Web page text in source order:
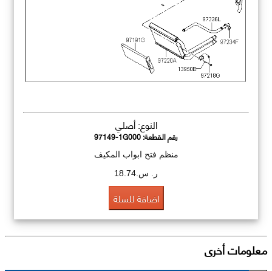
النوع: أصلي
رقم القطعة:97149-1G000
منظم فتح ابواب المكيف
ر. س.18.74
اضافة للسلة
معلومات أخرى